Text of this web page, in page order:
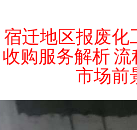
宿迁地区报废化
收购服务解析
市场前